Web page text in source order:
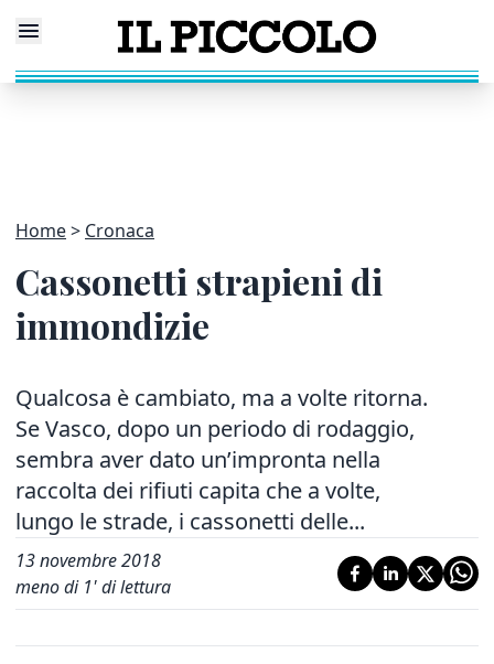
Home Cronaca
Cassonetti strapieni di
immondizie
Qualcosa è cambiato, ma a volte ritorna.
Se Vasco, dopo un periodo di rodaggio,
sembra aver dato un’impronta nella
raccolta dei rifiuti capita che a volte,
lungo le strade, i cassonetti delle...
13 novembre 2018
meno di 1' di lettura